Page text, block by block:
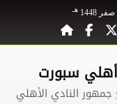
هـ
أهلي سبورت
النادي الأهلي